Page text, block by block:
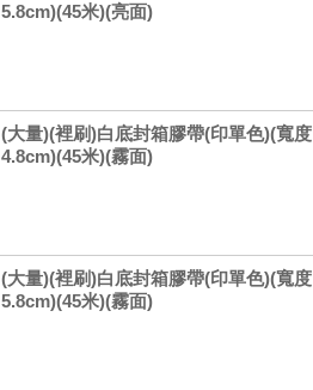
5.8cm)(45米)(亮面)
(大量)(裡刷)白底封箱膠帶(印單色)(寬度
4.8cm)(45米)(霧面)
(大量)(裡刷)白底封箱膠帶(印單色)(寬度
5.8cm)(45米)(霧面)